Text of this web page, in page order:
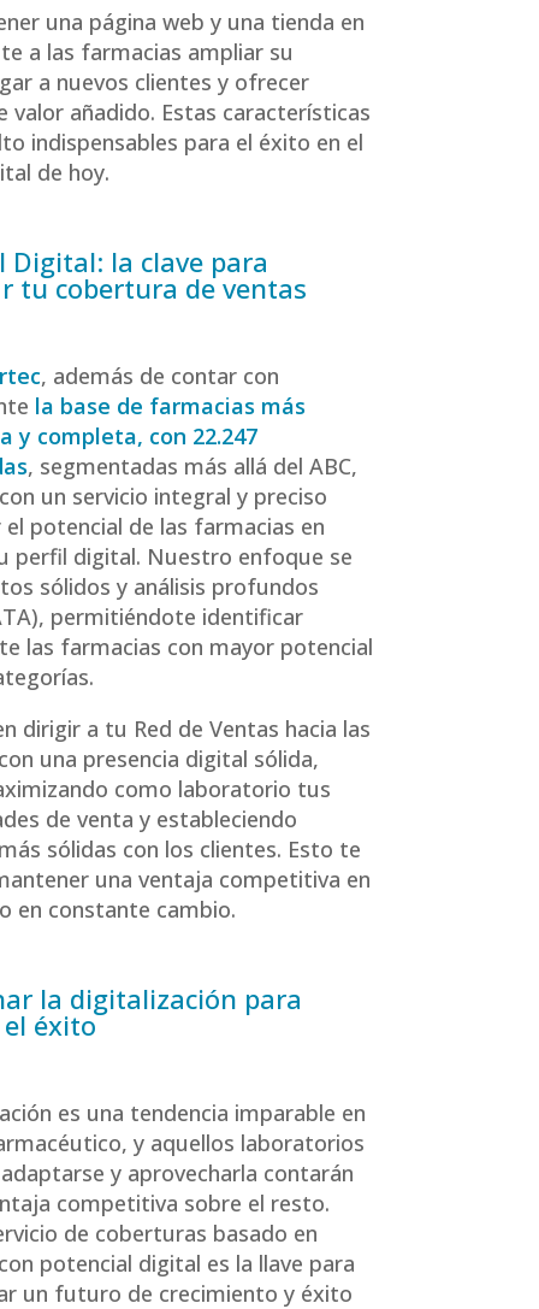
una página web y una tienda en
a las farmacias ampliar su
a nuevos clientes y ofrecer
valor añadido. Estas características
indispensables para el éxito en el
de hoy.
Digital: la clave para
tu cobertura de ventas
, además de contar con
la base de farmacias más
y completa, con 22.247
, segmentadas más allá del ABC,
un servicio integral y preciso
potencial de las farmacias en
perfil digital. Nuestro enfoque se
sólidos y análisis profundos
permitiéndote identificar
las farmacias con mayor potencial
dirigir a tu Red de Ventas hacia las
una presencia digital sólida,
como laboratorio tus
de venta y estableciendo
sólidas con los clientes. Esto te
una ventaja competitiva en
en constante cambio.
la digitalización para
éxito
es una tendencia imparable en
y aquellos laboratorios
y aprovecharla contarán
competitiva sobre el resto.
de coberturas basado en
potencial digital es la llave para
un futuro de crecimiento y éxito